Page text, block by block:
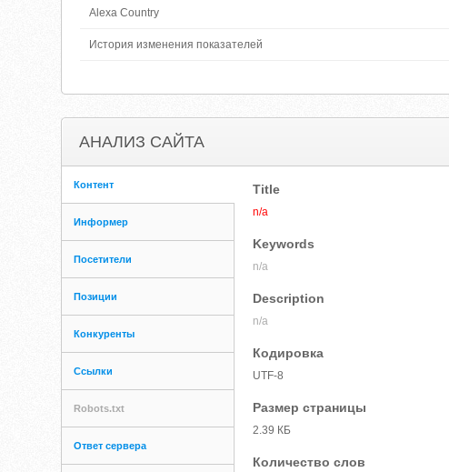
Alexa Country
История изменения показателей
АНАЛИЗ САЙТА
Контент
Информер
Посетители
Позиции
Конкуренты
Ссылки
Robots.txt
Ответ сервера
Title
n/a
Keywords
n/a
Description
n/a
Кодировка
UTF-8
Размер страницы
2.39 КБ
Количество слов